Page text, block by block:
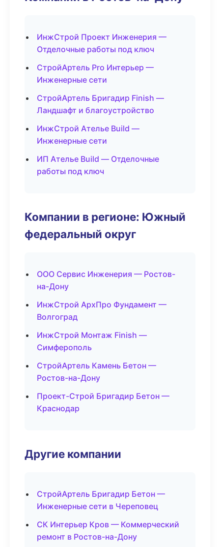
ИнжСтрой Проект Инженерия —
Отделочные работы под ключ
СтройАртель Pro Интерьер —
Инженерные сети
СтройАртель Бригадир Finish —
Ландшафт и благоустройство
ИнжСтрой Ателье Build —
Инженерные сети
ИП Ателье Build — Отделочные
работы под ключ
Компании в регионе: Южный
федеральный округ
ООО Сервис Инженерия — Ростов-
на-Дону
ИнжСтрой АрхПро Фундамент —
Волгоград
ИнжСтрой Монтаж Finish —
Симферополь
СтройАртель Камень Бетон —
Ростов-на-Дону
Проект-Строй Бригадир Бетон —
Краснодар
Другие компании
СтройАртель Бригадир Бетон —
Инженерные сети в Череповец
СК Интерьер Кров — Коммерческий
ремонт в Ростов-на-Дону